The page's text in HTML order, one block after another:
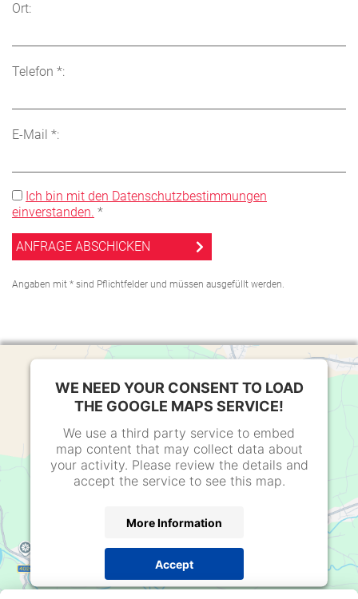
Ort:
Telefon *:
E-Mail *:
Ich bin mit den Datenschutzbestimmungen
einverstanden. *
Angaben mit * sind Pflichtfelder und müssen ausgefüllt werden.
WE NEED YOUR CONSENT TO LOAD
THE GOOGLE MAPS SERVICE!
We use a third party service to embed
map content that may collect data about
your activity. Please review the details and
accept the service to see this map.
More Information
Accept
Powered byUsercentrics Consent Management